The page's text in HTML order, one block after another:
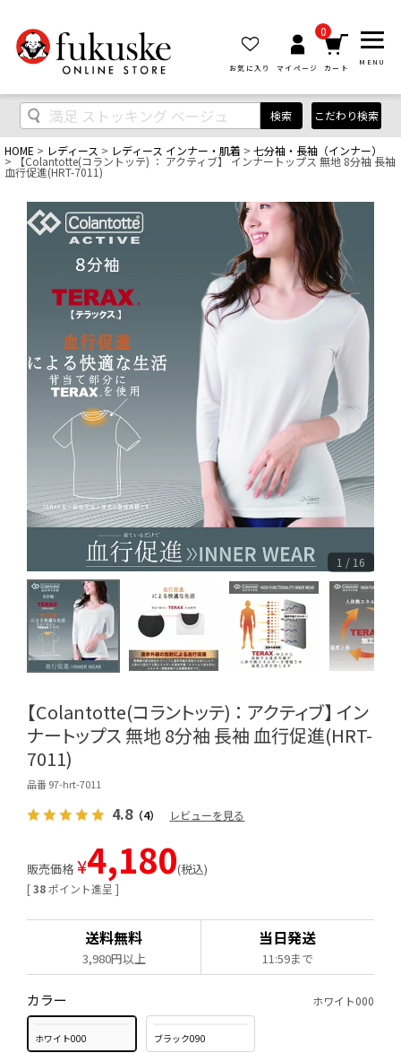
お気に入り マイページ
0
カート
MENU
検索 こだわり検索
HOME レディース レディース インナー・肌着 七分袖・長袖（インナー）
【Colantotte(コラントッテ) ： アクティブ】 インナートップス 無地 8分袖 長袖
血行促進(HRT-7011)
1 / 16
【Colantotte(コラントッテ) ： アクティブ】 イン
ナートップス 無地 8分袖 長袖 血行促進(HRT-
7011)
品番 97-hrt-7011
4.8（4） レビューを見る
[ 38 ポイント進呈 ]
販売価格 ¥4,180 税込
送料無料
3,980円以上
当日発送
11:59まで
カラー ホワイト000
ホワイト000 ブラック090